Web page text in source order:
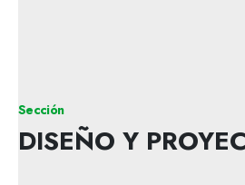
Sección
DISEÑO Y